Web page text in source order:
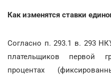
Как изменятся ставки
Согласно п. 293.1 в. 293
плательщиков первой
процентах